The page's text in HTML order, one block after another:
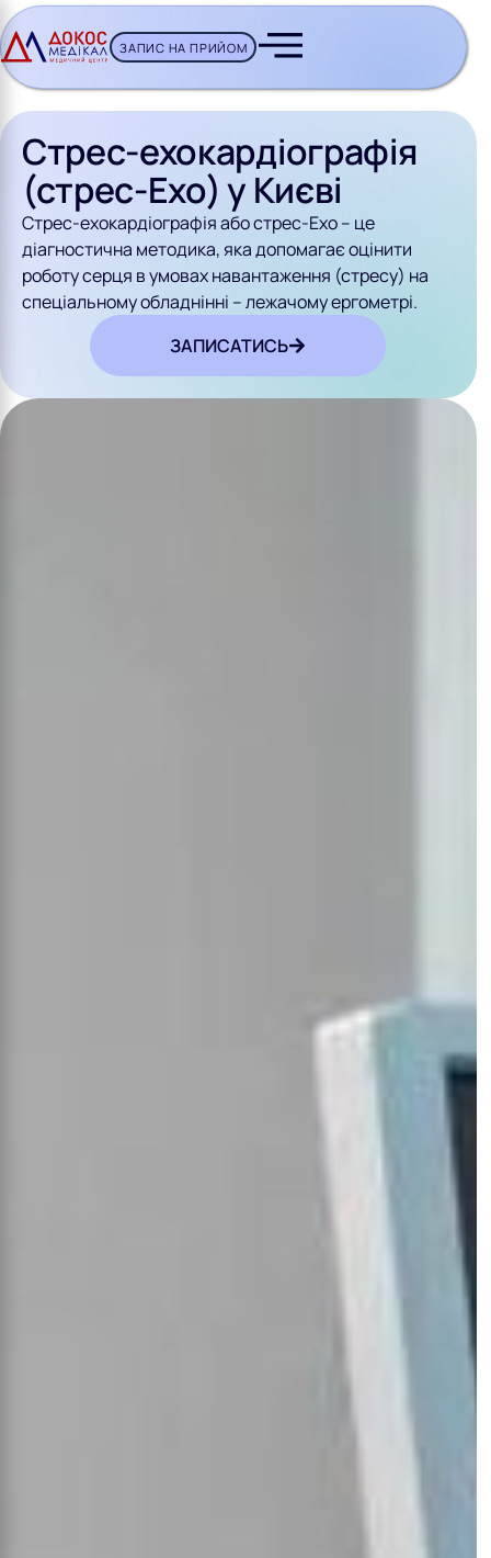
ЗАПИС НА ПРИЙОМ
Стрес-ехокардіографія
(стрес-Ехо) у Києві
Стрес-ехокардіографія або стрес-Ехо – це
діагностична методика, яка допомагає оцінити
роботу серця в умовах навантаження (стресу) на
спеціальному обладнінні – лежачому ергометрі.
ЗАПИСАТИСЬ
BUTTON